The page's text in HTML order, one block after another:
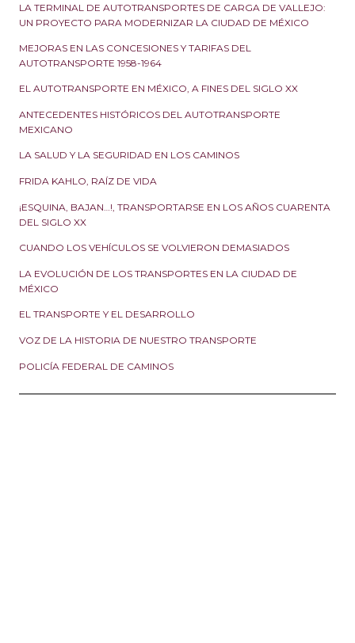
LA TERMINAL DE AUTOTRANSPORTES DE CARGA DE VALLEJO:
UN PROYECTO PARA MODERNIZAR LA CIUDAD DE MÉXICO
MEJORAS EN LAS CONCESIONES Y TARIFAS DEL
AUTOTRANSPORTE 1958-1964
EL AUTOTRANSPORTE EN MÉXICO, A FINES DEL SIGLO XX
ANTECEDENTES HISTÓRICOS DEL AUTOTRANSPORTE
MEXICANO
LA SALUD Y LA SEGURIDAD EN LOS CAMINOS
FRIDA KAHLO, RAÍZ DE VIDA
¡ESQUINA, BAJAN…!, TRANSPORTARSE EN LOS AÑOS CUARENTA
DEL SIGLO XX
CUANDO LOS VEHÍCULOS SE VOLVIERON DEMASIADOS
LA EVOLUCIÓN DE LOS TRANSPORTES EN LA CIUDAD DE
MÉXICO
EL TRANSPORTE Y EL DESARROLLO
VOZ DE LA HISTORIA DE NUESTRO TRANSPORTE
POLICÍA FEDERAL DE CAMINOS